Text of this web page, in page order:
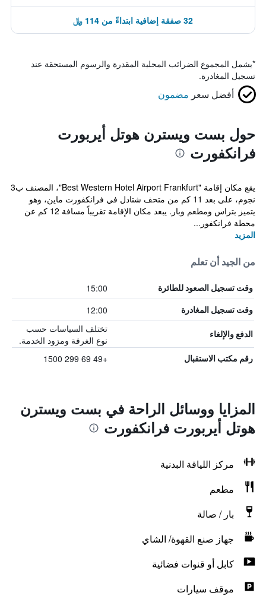
32 صفقة إضافية ابتداءً من 114 ﷼
*يشمل المجموع الضرائب المحلية المقدرة والرسوم المستحقة عند
تسجيل المغادرة.
أفضل سعر مضمون
حول بست ويسترن هوتل أيربورت
فرانكفورت
يقع مكان إقامة "Best Western Hotel Airport Frankfurt"، المصنف ب3
نجوم، على بعد 11 كم من متحف شتادل في فرانكفورت ماين، وهو
يتميز بتراس ومطعم وبار. يبعد مكان الإقامة تقريباً مسافة 12 كم عن
محطة فرانكفور...
المزيد
من الجيد أن تعلم
وقت تسجيل الصعود للطائرة 15:00
وقت تسجيل المغادرة 12:00
الدفع والإلغاء
تختلف السياسات حسب
نوع الغرفة ومزود الخدمة.
رقم مكتب الاستقبال +49 69 299 1500
المزايا ووسائل الراحة في بست ويسترن
هوتل أيربورت فرانكفورت
مركز اللياقة البدنية
مطعم
بار / صالة
جهاز صنع القهوة/ الشاي
كابل أو قنوات فضائية
موقف سيارات